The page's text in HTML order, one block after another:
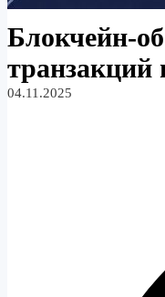
Блокчейн-
транзакций
04.11.2025